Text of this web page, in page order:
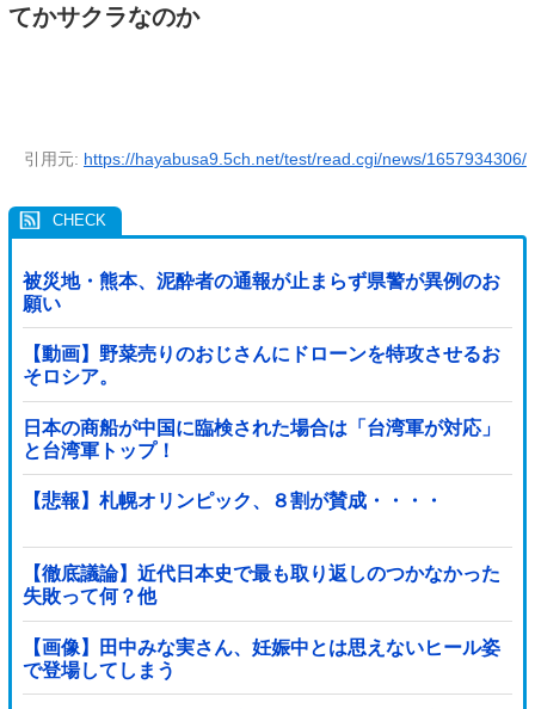
てかサクラなのか
引用元: https://hayabusa9.5ch.net/test/read.cgi/news/1657934306/
被災地・熊本、泥酔者の通報が止まらず県警が異例のお
願い
【動画】野菜売りのおじさんにドローンを特攻させるお
そロシア。
日本の商船が中国に臨検された場合は「台湾軍が対応」
と台湾軍トップ！
【悲報】札幌オリンピック、８割が賛成・・・・
【徹底議論】近代日本史で最も取り返しのつかなかった
失敗って何？他
【画像】田中みな実さん、妊娠中とは思えないヒール姿
で登場してしまう